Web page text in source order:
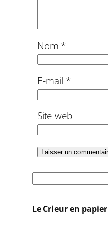
Nom *
E-mail *
Site web
c
h
Le Crieur en papier